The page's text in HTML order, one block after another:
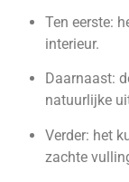
Ten eerste:
interieur.
Daarnaast:
natuurlijke
Verder: het
zachte